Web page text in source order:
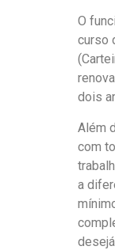
O
curso
dois
Além
com
a